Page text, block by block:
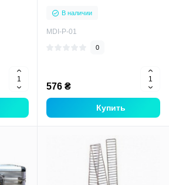
В наличии
MDI-Р-01
0
576 ₴
Купить